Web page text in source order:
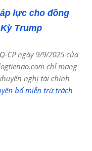
lực cho đồng
Trump
CP ngày 9/9/2025 của
chỉ mang
nghị tài chính
bố miễn trừ trách